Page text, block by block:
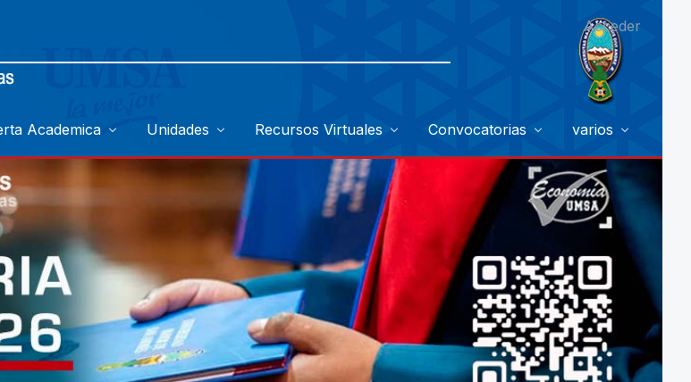
Acceder
Academica Unidades Recursos Virtuales Convocatorias varios